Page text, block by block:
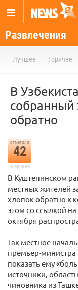
Развлечения
Лучшее Горячее
В
собранный
обратно
отметили
42
в архиве
В Куштепинском
местных жителей
хлопок обратно к
этом со ссылкой
октября
Так местное
премьер-
показать ему
источники,
чиновника из